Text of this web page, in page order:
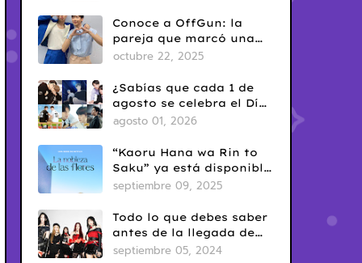
Conoce a OffGun: la
pareja que marcó una
era en el BL tailandés
octubre 22, 2025
¿Sabías que cada 1 de
agosto se celebra el Día
del Yaoi? Así nació una
conocidas del fandom
BL
agosto 01, 2026
“Kaoru Hana wa Rin to
Saku” ya está disponible
en Netflix: romance
clásico
septiembre 09, 2025
Todo lo que debes saber
antes de la llegada de
ARTMS a Latinoamérica
septiembre 05, 2024